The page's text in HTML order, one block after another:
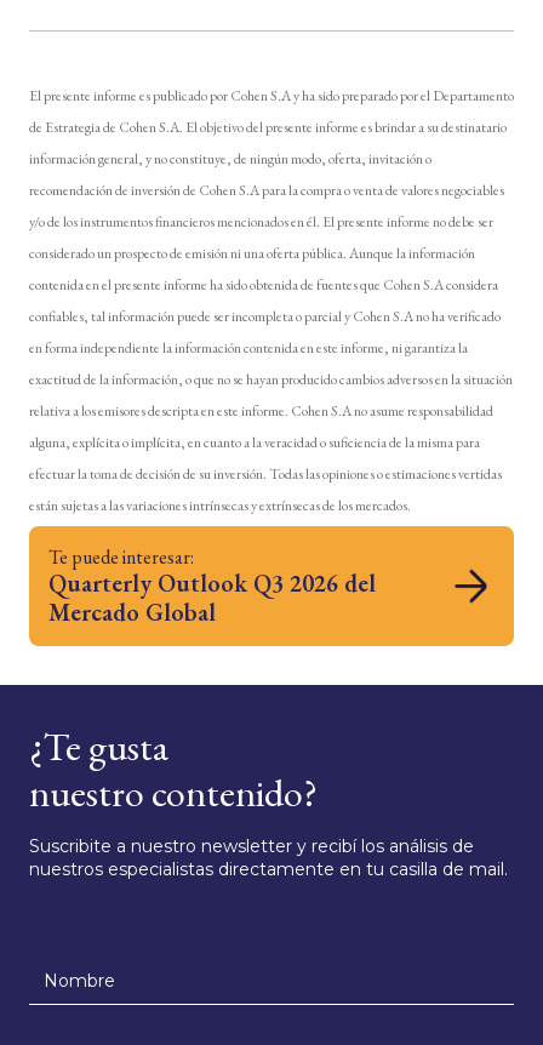
El presente informe es publicado por Cohen S.A y ha sido preparado por el Departamento
de Estrategia de Cohen S.A. El objetivo del presente informe es brindar a su destinatario
información general, y no constituye, de ningún modo, oferta, invitación o
recomendación de inversión de Cohen S.A para la compra o venta de valores negociables
y/o de los instrumentos financieros mencionados en él. El presente informe no debe ser
considerado un prospecto de emisión ni una oferta pública. Aunque la información
contenida en el presente informe ha sido obtenida de fuentes que Cohen S.A considera
confiables, tal información puede ser incompleta o parcial y Cohen S.A no ha verificado
en forma independiente la información contenida en este informe, ni garantiza la
exactitud de la información, o que no se hayan producido cambios adversos en la situación
relativa a los emisores descripta en este informe. Cohen S.A no asume responsabilidad
alguna, explícita o implícita, en cuanto a la veracidad o suficiencia de la misma para
efectuar la toma de decisión de su inversión. Todas las opiniones o estimaciones vertidas
están sujetas a las variaciones intrínsecas y extrínsecas de los mercados.
Te puede interesar:
Quarterly Outlook Q3 2026 del
Mercado Global
¿Te gusta
nuestro contenido?
Suscribite a nuestro newsletter y recibí los análisis de
nuestros especialistas directamente en tu casilla de mail.